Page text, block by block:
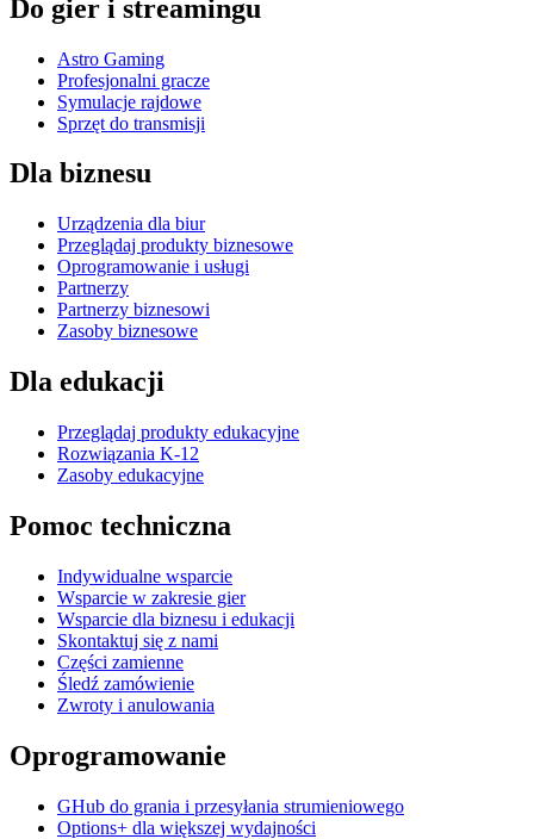
Do gier i streamingu
Astro Gaming
Profesjonalni gracze
Symulacje rajdowe
Sprzęt do transmisji
Dla biznesu
Urządzenia dla biur
Przeglądaj produkty biznesowe
Oprogramowanie i usługi
Partnerzy
Partnerzy biznesowi
Zasoby biznesowe
Dla edukacji
Przeglądaj produkty edukacyjne
Rozwiązania K-12
Zasoby edukacyjne
Pomoc techniczna
Indywidualne wsparcie
Wsparcie w zakresie gier
Wsparcie dla biznesu i edukacji
Skontaktuj się z nami
Części zamienne
Śledź zamówienie
Zwroty i anulowania
Oprogramowanie
GHub do grania i przesyłania strumieniowego
Options+ dla większej wydajności